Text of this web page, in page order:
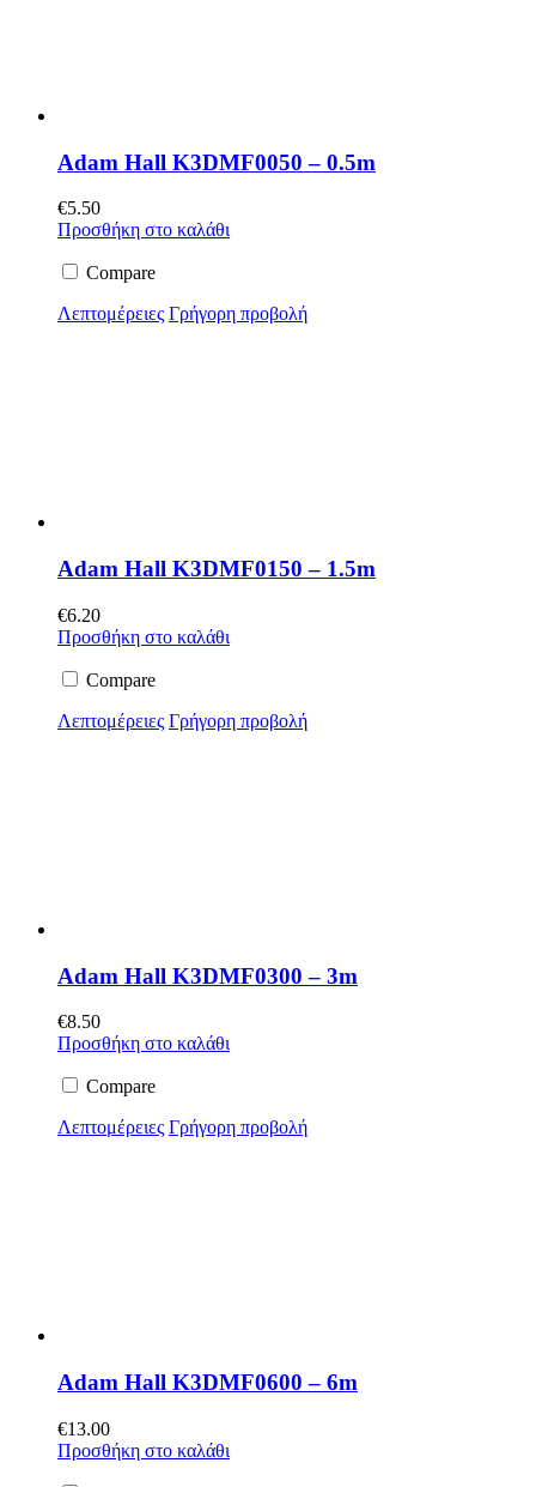
Adam Hall K3DMF0050 – 0.5m
€5.50
Προσθήκη στο καλάθι
Compare
Λεπτομέρειες Γρήγορη προβολή
Adam Hall K3DMF0150 – 1.5m
€6.20
Προσθήκη στο καλάθι
Compare
Λεπτομέρειες Γρήγορη προβολή
Adam Hall K3DMF0300 – 3m
€8.50
Προσθήκη στο καλάθι
Compare
Λεπτομέρειες Γρήγορη προβολή
Adam Hall K3DMF0600 – 6m
€13.00
Προσθήκη στο καλάθι